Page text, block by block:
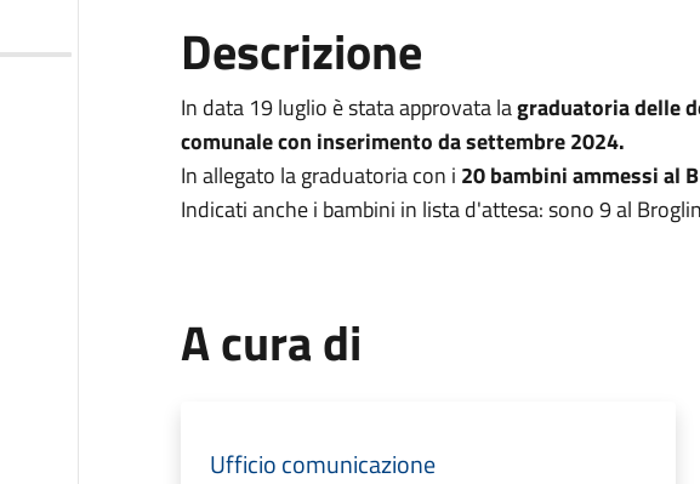
Descrizione
In data 19 luglio è stata approvata lagraduatoria delle
comunale con inserimento da settembre 2024.
In allegato la graduatoria con i 20 bambini ammessi al
Indicati anche i bambini in lista d'attesa: sono 9 al
A cura di
Ufficio comunicazione